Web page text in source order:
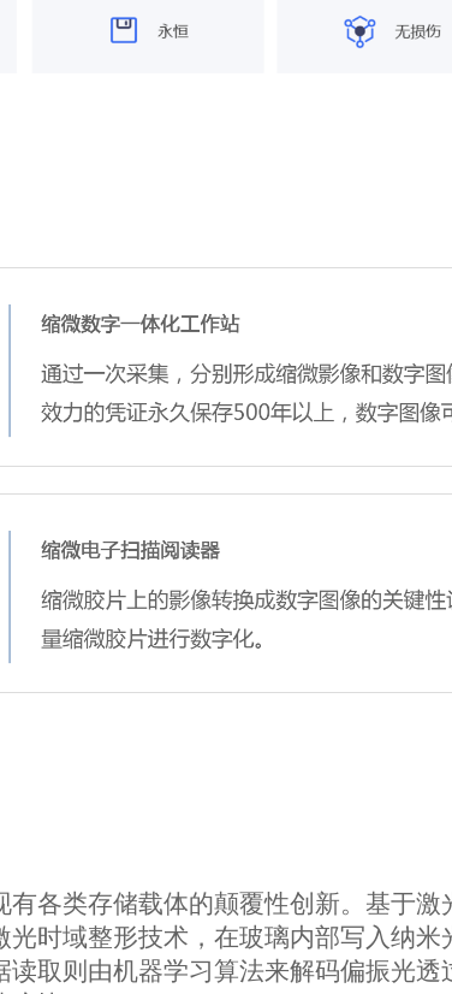
有各类存储载体的颠覆性创新。基于
光时域整形技术，在玻璃内部写入纳
读取则由机器学习算法来解码偏振光透